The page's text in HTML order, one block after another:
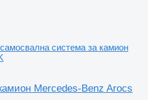
самосвална система за камион
Mercedes-Benz Arocs